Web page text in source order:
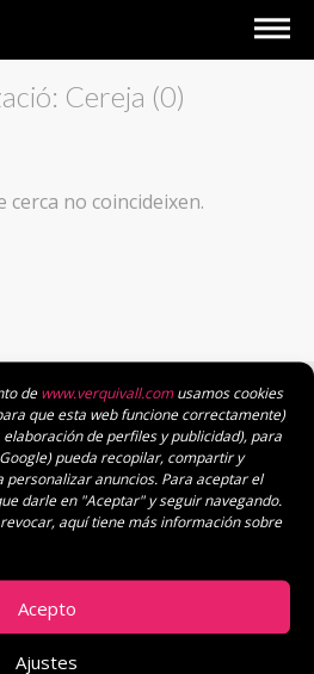
dewww.verquivall.comusamos cookies
que esta web funcione correctamente)
de perfiles y publicidad), para
pueda recopilar, compartir y
anuncios. Para aceptar el
darle en "Aceptar" y seguir navegando.
aquí tiene más información sobre
Acepto
Ajustes
Cereja (0)
cerca no coincideixen.
de confiança:
972 146 160
696 403 181
a veure'ns:
de privacitat© Verquivall